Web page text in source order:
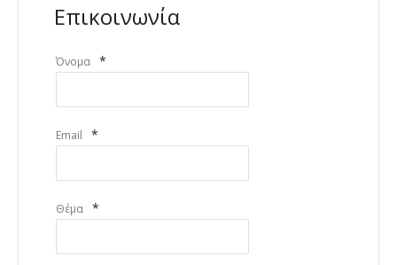
Επικοινωνία
Όνομα *
Email *
Θέμα *